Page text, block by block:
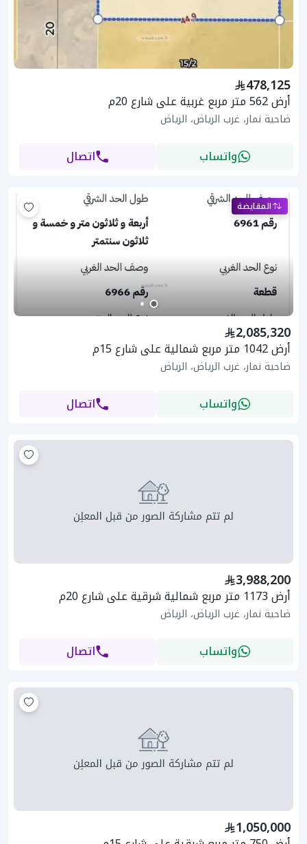
478,125
أرض 562 متر مربع غربية على شارع 20م
ضاحية نمار، غرب الرياض، الرياض
واتساب اتصال
المقايضة
2,085,320
أرض 1042 متر مربع شمالية على شارع 15م
ضاحية نمار، غرب الرياض، الرياض
واتساب اتصال
3,988,200
أرض 1173 متر مربع شمالية شرقية على شارع 20م
ضاحية نمار، غرب الرياض، الرياض
واتساب اتصال
1,050,000